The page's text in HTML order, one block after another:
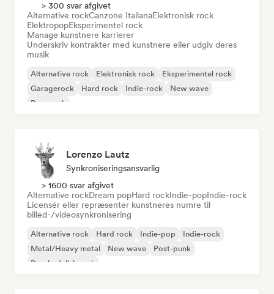
> 300 svar afgivet
Alternative rockCanzone ItalianaElektronisk rock
ElektropopEksperimentel rock
Manage kunstnere karrierer
Underskriv kontrakter med kunstnere eller udgiv deres
musik
Alternative rock Elektronisk rock
Eksperimentel rock
Garagerock
Hard rock Indie-rock
New wave
Pop-punk
Lorenzo Lautz
Synkroniseringsansvarlig
> 1600 svar afgivet
Alternative rockDream popHard rockIndie-popIndie-rock
Licensér eller repræsenter kunstneres numre til
billed-/videosynkronisering
Alternative rock Hard rock Indie-pop
Indie-rock
Metal/Heavy metal
New wave
Post-punk
Psychedelisk rock